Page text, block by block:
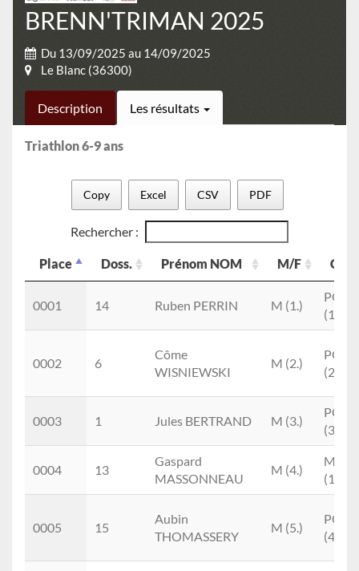
BRENN'TRIMAN 2025
Du 13/09/2025 au 14/09/2025
Le Blanc (36300)
Description Les résultats
Triathlon 6-9 ans
Copy Excel CSV PDF
Rechercher :
Place Doss. Prénom NOM M/F
Cat.
Cat.
0001
14 Ruben PERRIN M (1.)
POM
(1.)
0002 6
Côme
WISNIEWSKI
M (2.)
POM
(2.)
0003 1 Jules BERTRAND M (3.)
POM
(3.)
0004 13
Gaspard
MASSONNEAU
M (4.)
MPM
(1.)
0005 15
Aubin
THOMASSERY
M (5.)
POM
(4.)